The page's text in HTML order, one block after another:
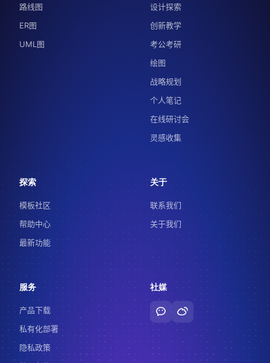
路线图
ER图
UML图
设计探索
创新教学
考公考研
绘图
战略规划
个人笔记
在线研讨会
灵感收集
探索
模板社区
帮助中心
最新功能
关于
联系我们
关于我们
服务
产品下载
私有化部署
隐私政策
社媒